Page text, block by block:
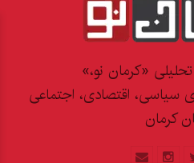
«کرمان نو،»
سیاسی، اقتصادی، اجتماعی
کرمان